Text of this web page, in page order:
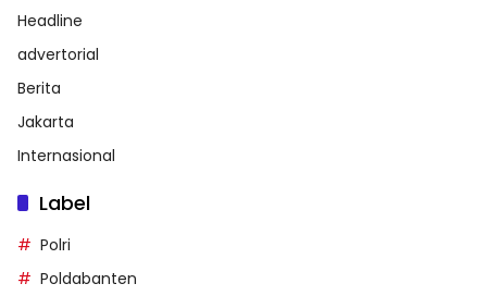
Headline
advertorial
Berita
Jakarta
Internasional
Label
Polri
Poldabanten